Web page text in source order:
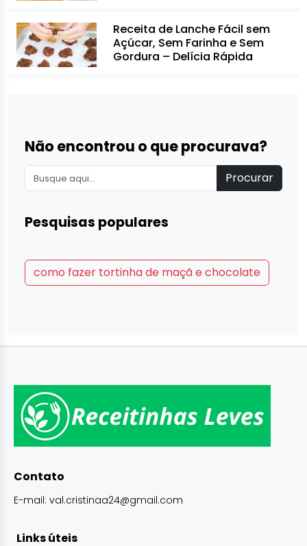
Receita de Lanche Fácil sem
Açúcar, Sem Farinha e Sem
Gordura – Delícia Rápida
Não encontrou o que procurava?
Procurar
Pesquisas populares
como fazer tortinha de maçã e chocolate
Contato
E-mail: val.cristinaa24@gmail.com
Links úteis